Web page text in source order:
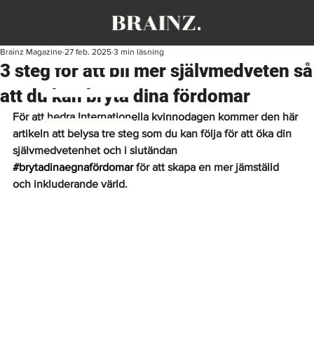
3 steg för att bli mer självmedveten så
att du kan bryta dina fördomar
Brainz Magazine 27 feb. 2025 3 min läsning
För att hedra Internationella kvinnodagen kommer den här
artikeln att belysa tre steg som du kan följa för att öka din
självmedvetenhet och i slutändan
#brytadinaegnafördomar för att skapa en mer jämställd
och inkluderande värld.